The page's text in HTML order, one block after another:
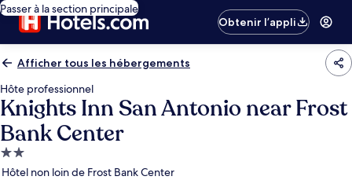
Passer à la section principale
Obtenir l’appli
Afficher tous les hébergements
Hôte professionnel
Knights Inn San Antonio near Frost
Bank Center
Hébergement
2.0 étoiles
Hôtel non loin de Frost Bank Center